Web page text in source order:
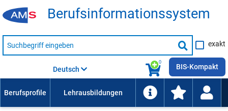
Be­rufs­in­for­ma­ti­ons­sys­tem
Suche
nach
Suche
starten
exakt
0
Deutsch BIS-Kompakt